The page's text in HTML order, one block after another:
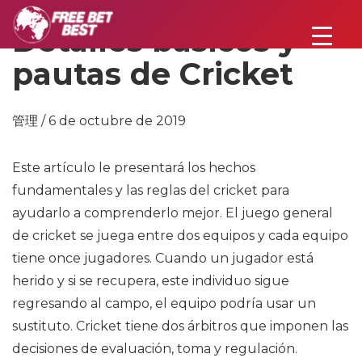
Detalles básicos y
pautas de Cricket
管理 / 6 de octubre de 2019
Este artículo le presentará los hechos
fundamentales y las reglas del cricket para
ayudarlo a comprenderlo mejor. El juego general
de cricket se juega entre dos equipos y cada equipo
tiene once jugadores. Cuando un jugador está
herido y si se recupera, este individuo sigue
regresando al campo, el equipo podría usar un
sustituto. Cricket tiene dos árbitros que imponen las
decisiones de evaluación, toma y regulación.